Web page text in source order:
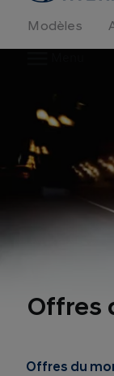
Modèles
Offres
Offres du